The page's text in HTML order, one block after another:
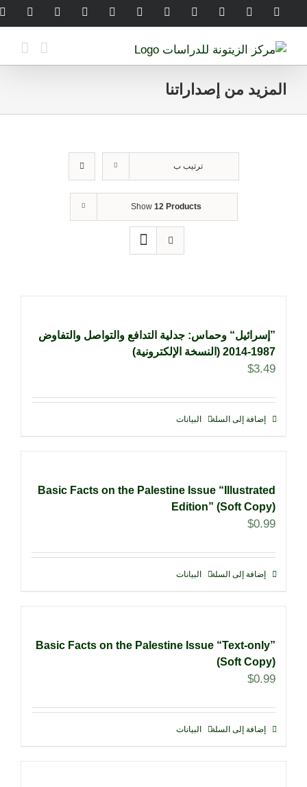
to
content
Facebook
Instagram
YouTube
Tiktok
Threads
LinkedIn
SoundCloud
WhatsApp
المزيد من إصداراتنا
ترتيب ب
Show 12 Products
”إسرائيل“ وحماس: جدلية التدافع والتواصل والتفاوض
1987-2014 (النسخة الإلكترونية)
$3.49
إضافة إلى السلة البيانات
Basic Facts on the Palestine Issue “Illustrated
Edition” (Soft Copy)
$0.99
إضافة إلى السلة البيانات
Basic Facts on the Palestine Issue “Text-only”
(Soft Copy)
$0.99
إضافة إلى السلة البيانات